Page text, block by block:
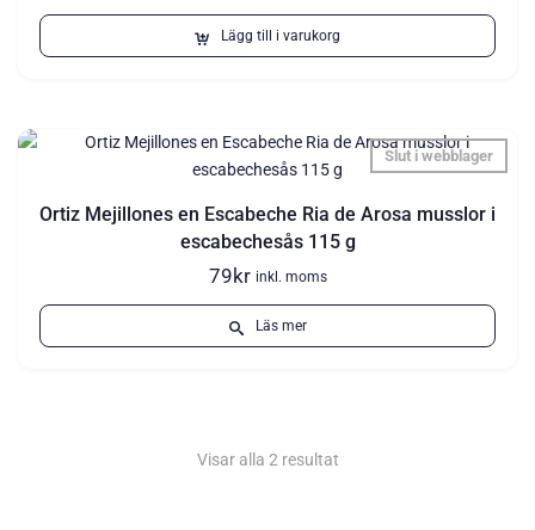
Lägg till i varukorg
Ortiz Mejillones en Escabeche Ria de Arosa musslor i
escabechesås 115 g
Slut i webblager
79kr inkl. moms
Läs mer
Visar alla 2 resultat